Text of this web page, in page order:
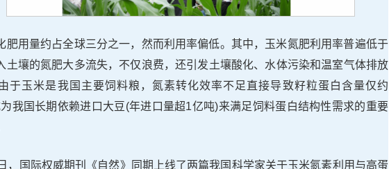
肥用量约占全球三分之一，然而利用率偏低。其中，玉米氮肥利用率普遍低于
土壤的氮肥大多流失，不仅浪费，还引发土壤酸化、水体污染和温室气体排放
于玉米是我国主要饲料粮，氮素转化效率不足直接导致籽粒蛋白含量仅约
我国长期依赖进口大豆(年进口量超1亿吨)来满足饲料蛋白结构性需求的重要
，国际权威期刊《自然》同期上线了两篇我国科学家关于玉米氮素利用与高蛋